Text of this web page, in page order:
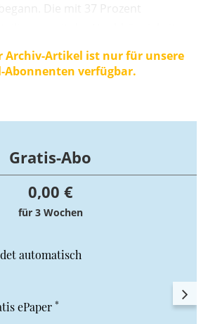
Die mit 37 Prozent
haben genug von
Archiv-Artikel ist nur für unsere
Abonnenten verfügbar.
Gratis-Abo
0,00 €
für 3 Wochen
automatisch
ePaper *